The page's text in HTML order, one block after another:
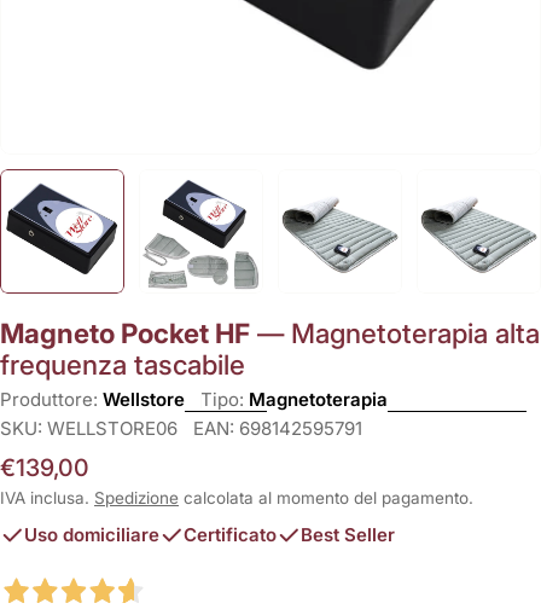
Magneto Pocket HF — Magnetoterapia alta
frequenza tascabile
Produttore: Wellstore Tipo: Magnetoterapia
SKU: WELLSTORE06 EAN: 698142595791
Prezzo
normale
€139,00
IVA inclusa. Spedizione calcolata al momento del pagamento.
Uso domiciliare Certificato Best Seller